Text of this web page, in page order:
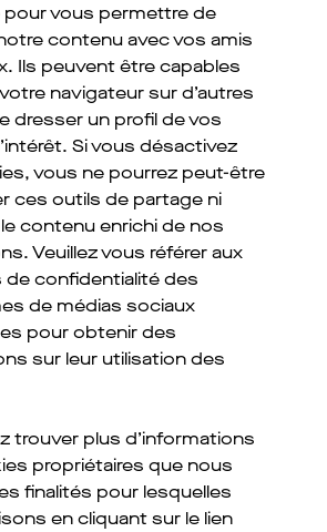
vous permettre de
contenu avec vos amis
Ils peuvent être capables
navigateur sur d’autres
dresser un profil de vos
Si vous désactivez
vous ne pourrez peut-être
ces outils de partage ni
contenu enrichi de nos
Veuillez vous référer aux
de confidentialité des
de médias sociaux
pour obtenir des
sur leur utilisation des
trouver plus d’informations
propriétaires que nous
finalités pour lesquelles
en cliquant sur le lien